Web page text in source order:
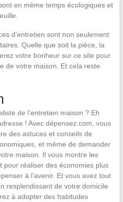
en même temps écologiques et
d’entretien sont non seulement
Quelle que soit la pièce, la
votre bonheur sur ce site pour
de votre maison. Et cela reste
de l’entretien maison ? Eh
! Avec dépensez.com, vous
des astuces et conseils de
et même de demander
maison. Il vous montre les
pour réaliser des économies plus
à l’avenir. Et vous avez tout
resplendissant de votre domicile
à adopter des habitudes